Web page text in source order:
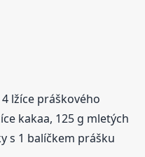
lžíce práškového
kakaa, 125 g mletých
s 1 balíčkem prášku